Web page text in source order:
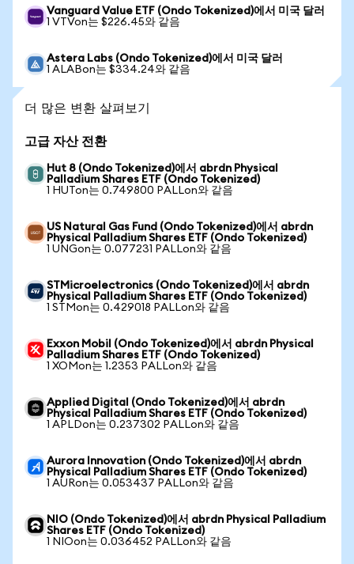
Vanguard Value ETF (Ondo Tokenized)에서 미국 달러
1 VTVon는 $226.45와 같음
Astera Labs (Ondo Tokenized)에서 미국 달러
1 ALABon는 $334.24와 같음
더 많은 변환 살펴보기
고급 자산 전환
Hut 8 (Ondo Tokenized)에서 abrdn Physical
Palladium Shares ETF (Ondo Tokenized)
1 HUTon는 0.749800 PALLon와 같음
US Natural Gas Fund (Ondo Tokenized)에서 abrdn
Physical Palladium Shares ETF (Ondo Tokenized)
1 UNGon는 0.077231 PALLon와 같음
STMicroelectronics (Ondo Tokenized)에서 abrdn
Physical Palladium Shares ETF (Ondo Tokenized)
1 STMon는 0.429018 PALLon와 같음
Exxon Mobil (Ondo Tokenized)에서 abrdn Physical
Palladium Shares ETF (Ondo Tokenized)
1 XOMon는 1.2353 PALLon와 같음
Applied Digital (Ondo Tokenized)에서 abrdn
Physical Palladium Shares ETF (Ondo Tokenized)
1 APLDon는 0.237302 PALLon와 같음
Aurora Innovation (Ondo Tokenized)에서 abrdn
Physical Palladium Shares ETF (Ondo Tokenized)
1 AURon는 0.053437 PALLon와 같음
NIO (Ondo Tokenized)에서 abrdn Physical Palladium
Shares ETF (Ondo Tokenized)
1 NIOon는 0.036452 PALLon와 같음